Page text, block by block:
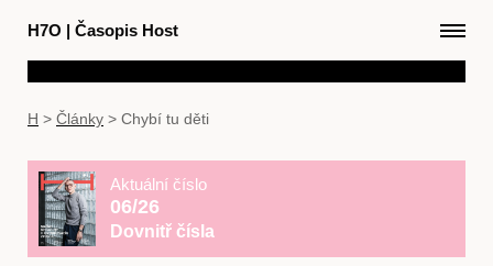
H7O | Časopis Host
H > Články > Chybí tu děti
Aktuální číslo
06/26
Dovnitř čísla